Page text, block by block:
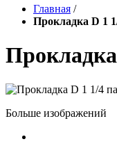
Главная /
Прокладка D 1
Больше изображений